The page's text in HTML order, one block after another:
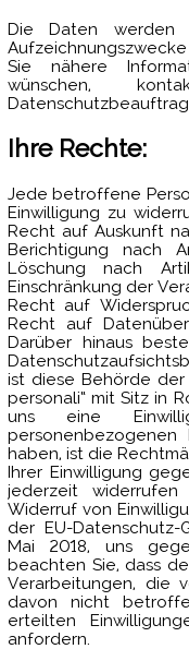
Die Daten werden
Sie nähere
wünschen,
Ihre Rechte:
Jede betroffene
Einwilligung zu
Recht auf Auskunft
Berichtigung nach
Löschung nach
Einschränkung der
Recht auf
Recht auf
Darüber hinaus
ist diese Behörde
personali“ mit Sitz in
uns eine
haben, ist die
Ihrer Einwilligung
jederzeit
Widerruf von
der EU-Datenschutz-
Mai 2018, uns
beachten Sie, dass
Verarbeitungen, die
davon nicht
erteilten
anfordern.